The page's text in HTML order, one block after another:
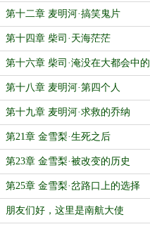
第十二章 麦明河·搞笑鬼片
第十四章 柴司·天海茫茫
第十六章 柴司·淹没在大都会中的
伪像
第十八章 麦明河·第四个人
第十九章 麦明河·求救的乔纳
第21章 金雪梨·生死之后
第23章 金雪梨·被改变的历史
第25章 金雪梨·岔路口上的选择
朋友们好，这里是南航大使